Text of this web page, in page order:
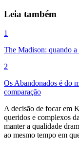
Leia também
1
The Madison: quando
2
Os Abandonados é do
comparação
A decisão de focar em
queridos e complexos
manter a qualidade
ao mesmo tempo em